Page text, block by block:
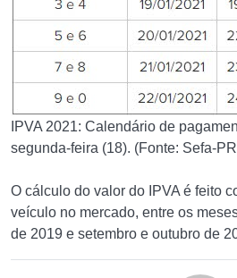
IPVA 2021: Calendário de
segunda-feira (18). (Fonte: Sefa-
O cálculo do valor do IPVA é feito
veículo no mercado, entre os
de 2019 e setembro e outubro de